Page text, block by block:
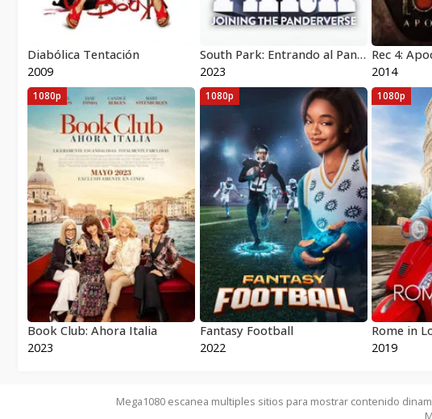
Diabólica Tentación
2009
South Park: Entrando al Panderverso
2023
Rec 4:
2014
Book Club: Ahora Italia
2023
1080p
Fantasy Football
2022
1080p
Rome in
2019
1080p
Mega1080 escanea multiples sitios para mostrar contenido